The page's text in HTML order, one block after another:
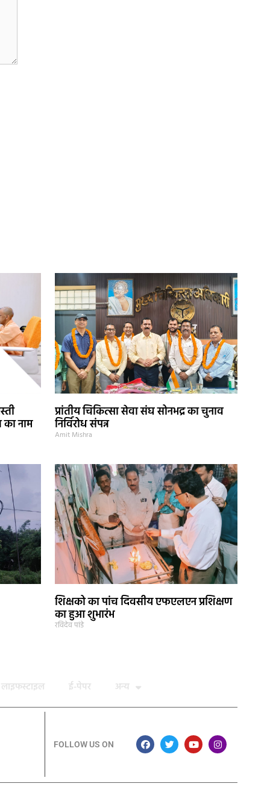
नाम
प्रांतीय चिकित्सा सेवा संघ सोनभद्र का चुनाव
निर्विरोध संपन्न
Amit Mishra
शिक्षको का पांच दिवसीय एफएलएन प्रशिक्षण
का हुआ शुभारंभ
रविदेव पांडे
लाइफस्टाइल ई-पेपर अन्य
FOLLOW US ON